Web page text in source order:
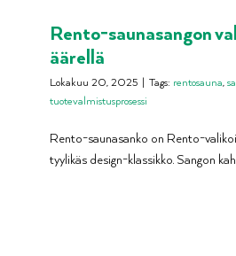
Rento-saunasangon
äärellä
Lokakuu 20, 2025 | Tags: rentosauna,
tuotevalmistusprosessi
Rento-saunasanko on Rento-
tyylikäs design-klassikko. Sangon